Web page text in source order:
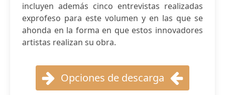
incluyen además cinco entrevistas realizadas
exprofeso para este volumen y en las que se
ahonda en la forma en que estos innovadores
artistas realizan su obra.
Opciones de descarga